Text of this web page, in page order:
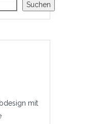
Suchen
mit